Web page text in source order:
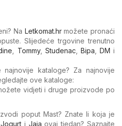
Na Letkomat.hrmožete pronaći
Slijedeće trgovine trenutno
, Tommy, Studenac, Bipa, DM i
kataloge? Za najnovije
ove kataloge:
vidjeti i druge proizvode po
poput Mast? Znate li koja je
Jogurt i Jaja ovaj tjedan? Saznajte